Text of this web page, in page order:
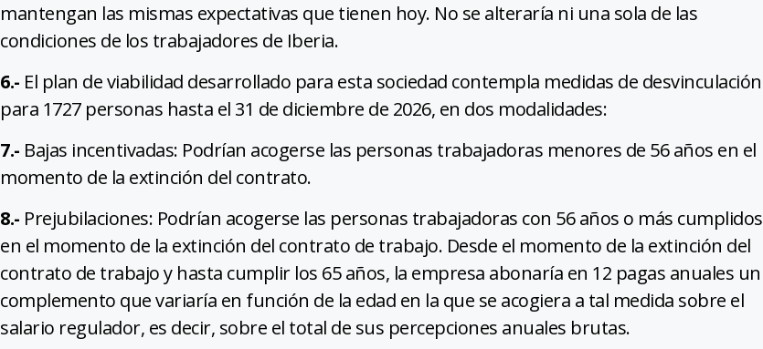
mantengan las mismas expectativas que tienen hoy. No se alteraría ni una sola de las
condiciones de los trabajadores de Iberia.
6.- El plan de viabilidad desarrollado para esta sociedad contempla medidas de desvinculación
para 1727 personas hasta el 31 de diciembre de 2026, en dos modalidades:
7.- Bajas incentivadas: Podrían acogerse las personas trabajadoras menores de 56 años en el
momento de la extinción del contrato.
8.- Prejubilaciones: Podrían acogerse las personas trabajadoras con 56 años o más cumplidos
en el momento de la extinción del contrato de trabajo. Desde el momento de la extinción del
contrato de trabajo y hasta cumplir los 65 años, la empresa abonaría en 12 pagas anuales un
complemento que variaría en función de la edad en la que se acogiera a tal medida sobre el
salario regulador, es decir, sobre el total de sus percepciones anuales brutas.